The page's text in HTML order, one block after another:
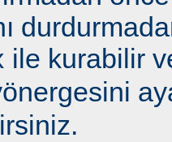
ile kurabilir